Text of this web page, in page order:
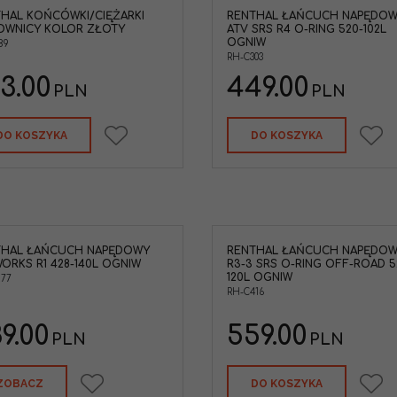
KOŃCÓWKI/CIĘŻARKI
KOLOR ZŁOTY
PLN
KOSZYKA
RENTHAL ŁAŃCUCH
ATV SRS R4 O-RING 520-102L
OGNIW
RH-C303
449.00 PLN
DO KOSZYKA
ŁAŃCUCH NAPĘDOWY
R1 428-140L OGNIW
PLN
RENTHAL ŁAŃCUCH
R3-3 SRS O-RING OFF-ROAD
120L OGNIW
RH-C416
559.00 PLN
DO KOSZYKA